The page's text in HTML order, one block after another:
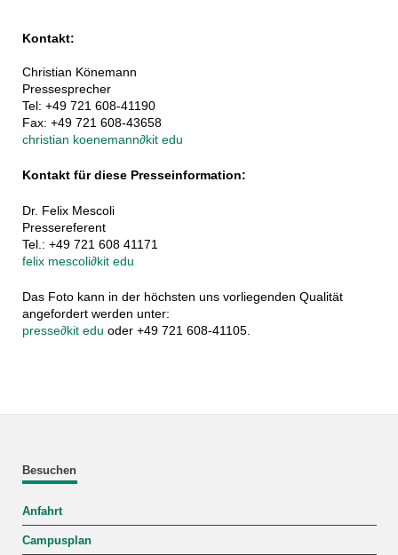
Kontakt:
Christian Könemann
Pressesprecher
Tel: +49 721 608-41190
Fax: +49 721 608-43658
christian koenemann∂kit edu
Kontakt für diese Presseinformation:
Dr. Felix Mescoli
Pressereferent
Tel.: +49 721 608 41171
felix mescoli∂kit edu
Das Foto kann in der höchsten uns vorliegenden Qualität
angefordert werden unter:
presse∂kit edu oder +49 721 608-41105.
Besuchen
Anfahrt
Campusplan